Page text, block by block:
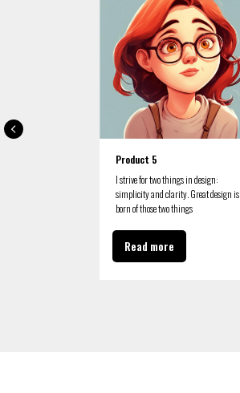
Product 5
I strive for two things in design:
simplicity and clarity. Great design is
born of those two things
Read more